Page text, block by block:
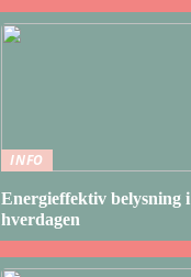
INFO
Energieffektiv belysning i
hverdagen